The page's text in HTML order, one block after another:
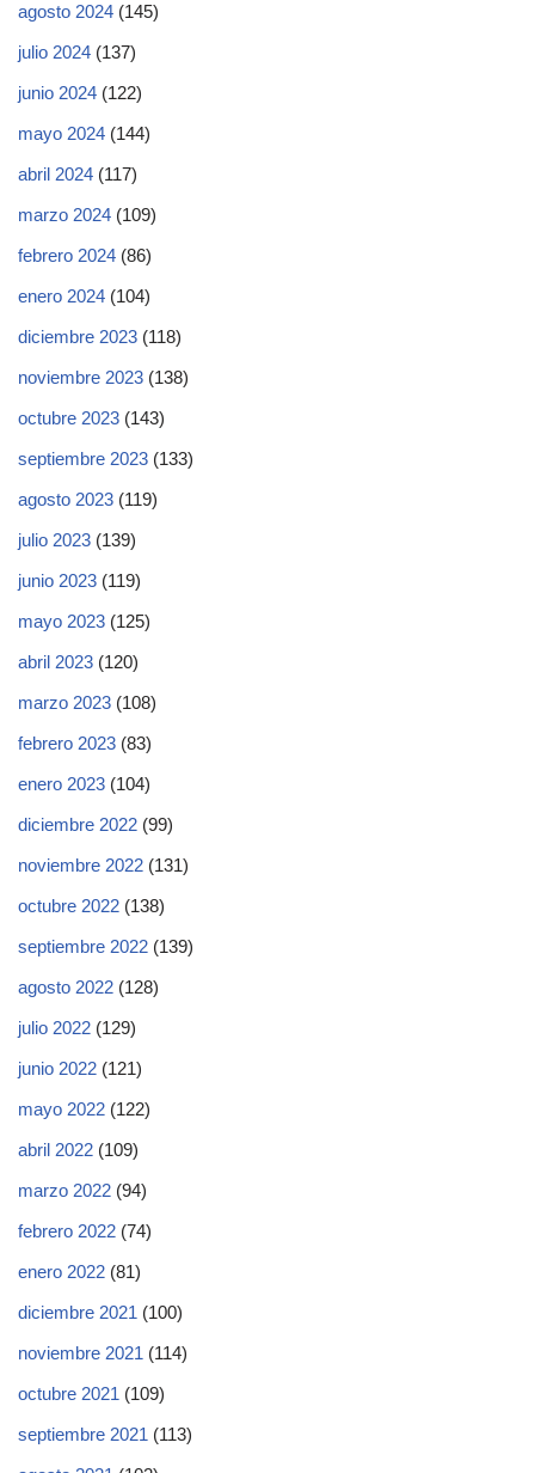
agosto 2024 (145)
julio 2024 (137)
junio 2024 (122)
mayo 2024 (144)
abril 2024 (117)
marzo 2024 (109)
febrero 2024 (86)
enero 2024 (104)
diciembre 2023 (118)
noviembre 2023 (138)
octubre 2023 (143)
septiembre 2023 (133)
agosto 2023 (119)
julio 2023 (139)
junio 2023 (119)
mayo 2023 (125)
abril 2023 (120)
marzo 2023 (108)
febrero 2023 (83)
enero 2023 (104)
diciembre 2022 (99)
noviembre 2022 (131)
octubre 2022 (138)
septiembre 2022 (139)
agosto 2022 (128)
julio 2022 (129)
junio 2022 (121)
mayo 2022 (122)
abril 2022 (109)
marzo 2022 (94)
febrero 2022 (74)
enero 2022 (81)
diciembre 2021 (100)
noviembre 2021 (114)
octubre 2021 (109)
septiembre 2021 (113)